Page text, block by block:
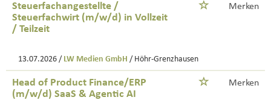
Steuerfachangestellte /
Steuerfachwirt (m/w/d) in Vollzeit
/ Teilzeit
Merken
13.07.2026 / LW Medien GmbH / Höhr-Grenzhausen
Head of Product Finance/ERP
(m/w/d) SaaS & Agentic AI
Merken